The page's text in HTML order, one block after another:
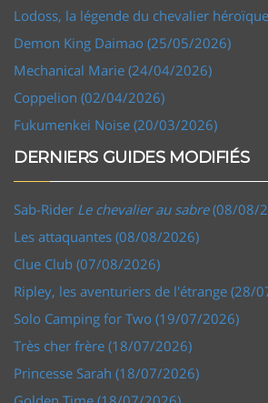
Lodoss, la légende du chevalier
Demon King Daimao (25/05/2026)
Mechanical Marie (24/04/2026)
Coppelion (02/04/2026)
Fukumenkei Noise (20/03/2026)
DERNIERS GUIDES MODIFIÉS
Sab-Rider Le chevalier au sabre(08/08/
Les attaquantes (08/08/2026)
Clue Club (07/08/2026)
Ripley, les aventuriers de l'étrange (28/
Solo Camping for Two (19/07/2026)
Très cher frère (18/07/2026)
Princesse Sarah (18/07/2026)